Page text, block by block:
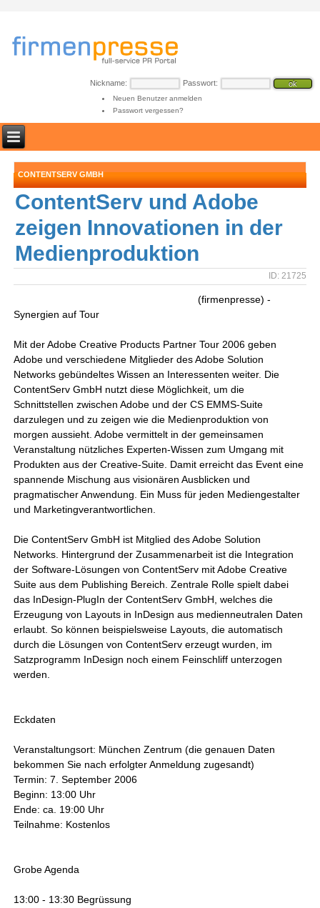
Nickname: Passwort:
Neuen Benutzer anmelden
Passwort vergessen?
CONTENTSERV GMBH
ContentServ und Adobe
zeigen Innovationen in der
Medienproduktion
ID: 21725
(firmenpresse) -
Synergien auf Tour
Mit der Adobe Creative Products Partner Tour 2006 geben
Adobe und verschiedene Mitglieder des Adobe Solution
Networks gebündeltes Wissen an Interessenten weiter. Die
ContentServ GmbH nutzt diese Möglichkeit, um die
Schnittstellen zwischen Adobe und der CS EMMS-Suite
darzulegen und zu zeigen wie die Medienproduktion von
morgen aussieht. Adobe vermittelt in der gemeinsamen
Veranstaltung nützliches Experten-Wissen zum Umgang mit
Produkten aus der Creative-Suite. Damit erreicht das Event eine
spannende Mischung aus visionären Ausblicken und
pragmatischer Anwendung. Ein Muss für jeden Mediengestalter
und Marketingverantwortlichen.
Die ContentServ GmbH ist Mitglied des Adobe Solution
Networks. Hintergrund der Zusammenarbeit ist die Integration
der Software-Lösungen von ContentServ mit Adobe Creative
Suite aus dem Publishing Bereich. Zentrale Rolle spielt dabei
das InDesign-PlugIn der ContentServ GmbH, welches die
Erzeugung von Layouts in InDesign aus medienneutralen Daten
erlaubt. So können beispielsweise Layouts, die automatisch
durch die Lösungen von ContentServ erzeugt wurden, im
Satzprogramm InDesign noch einem Feinschliff unterzogen
werden.
Eckdaten
Veranstaltungsort: München Zentrum (die genauen Daten
bekommen Sie nach erfolgter Anmeldung zugesandt)
Termin: 7. September 2006
Beginn: 13:00 Uhr
Ende: ca. 19:00 Uhr
Teilnahme: Kostenlos
Grobe Agenda
13:00 - 13:30 Begrüssung